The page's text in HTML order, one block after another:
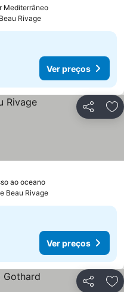
Mediterrâneo
Rivage
Ver preços
Partilhar
ao oceano
Beau Rivage
Ver preços
Partilhar